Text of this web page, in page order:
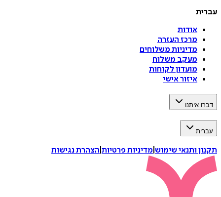
עברית
אודות
מרכז העזרה
מדיניות משלוחים
מעקב משלוח
מועדון לקוחות
איזור אישי
דברו איתנו
עברית
תקנון ותנאי שימוש מדיניות פרטיות הצהרת נגישות